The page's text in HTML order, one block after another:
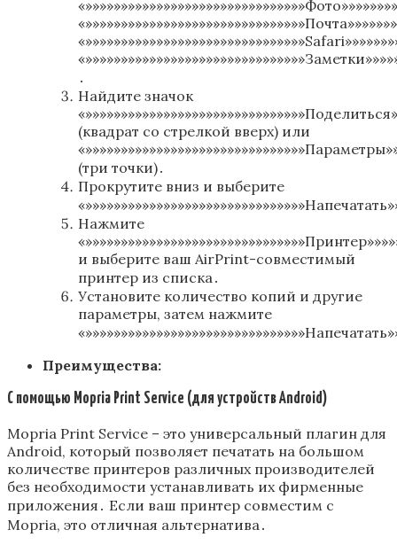
․
Найдите значок
(квадрат со стрелкой вверх) или
(три точки)․
Прокрутите вниз и выберите
Нажмите
и выберите ваш AirPrint-совместимый
принтер из списка․
Установите количество копий и другие
параметры, затем нажмите
Преимущества:
С помощью Mopria Print Service (для устройств Android)
Mopria Print Service – это универсальный плагин для
Android, который позволяет печатать на большом
количестве принтеров различных производителей
без необходимости устанавливать их фирменные
приложения․ Если ваш принтер совместим с
Mopria, это отличная альтернатива․